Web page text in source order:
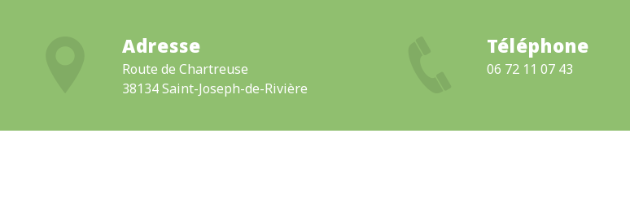
Adresse
Route de Chartreuse
38134 Saint-Joseph-de-Rivière
Téléphone
06 72 11 07 43